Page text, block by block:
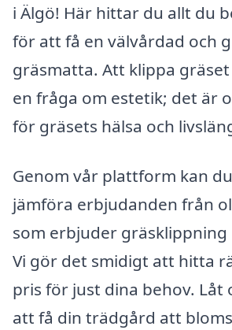
i Älgö! Här hittar du allt du
för att få en välvårdad och
gräsmatta. Att klippa
en fråga om estetik; det är
för gräsets hälsa och
Genom vår plattform kan
jämföra erbjudanden från
som erbjuder
Vi gör det smidigt att hitta
pris för just dina behov. Låt
att få din trädgård att